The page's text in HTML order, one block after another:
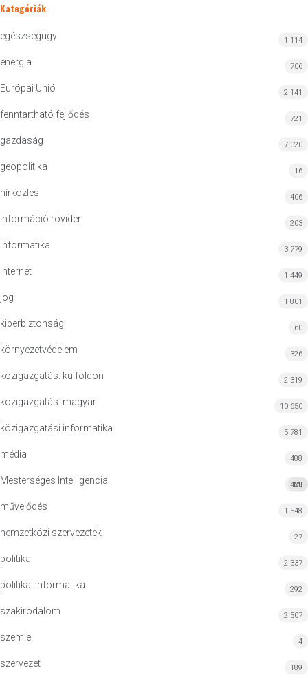
Kategóriák
egészségügy 1 114
energia 706
Európai Unió 2 141
fenntartható fejlődés 721
gazdaság 7 020
geopolitika 16
hírközlés 406
információ röviden 203
informatika 3 779
Internet 1 449
jog 1 801
kiberbiztonság 60
környezetvédelem 326
közigazgatás: külföldön 2 319
közigazgatás: magyar 10 650
közigazgatási informatika 5 781
média 488
Mesterséges Intelligencia MI
420
művelődés 1 548
nemzetközi szervezetek 27
politika 2 337
politikai informatika 292
szakirodalom 2 507
szemle 4
szervezet 189